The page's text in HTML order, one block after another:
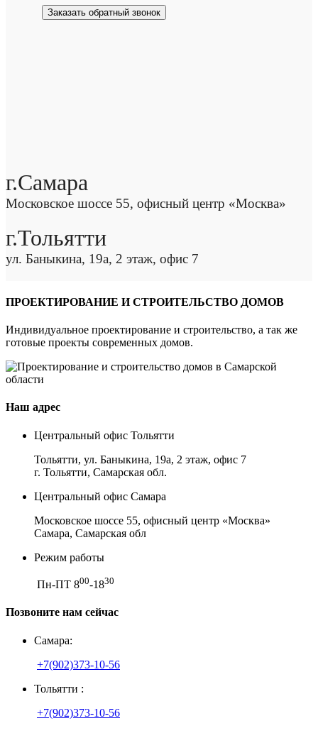
Заказать обратный звонок
г.Самара
Московское шоссе 55, офисный центр «Москва»
г.Тольятти
ул. Баныкина, 19а, 2 этаж, офис 7
ПРОЕКТИРОВАНИЕ И СТРОИТЕЛЬСТВО ДОМОВ
Индивидуальное проектирование и строительство, а так же
готовые проекты современных домов.
Наш адрес
Центральный офис Тольятти
Тольятти, ул. Баныкина, 19а, 2 этаж, офис 7
г. Тольятти, Самарская обл.
Центральный офис Самара
Московское шоссе 55, офисный центр «Москва»
Самара, Самарская обл
Режим работы
Пн-ПТ 800-1830
Позвоните нам сейчас
Самара:
+7(902)373-10-56
Тольятти :
+7(902)373-10-56